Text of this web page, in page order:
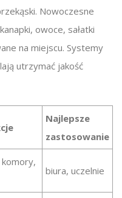
Nowoczesne
owoce, sałatki
na miejscu. Systemy
utrzymać jakość
Najlepsze
zastosowanie
biura, uczelnie